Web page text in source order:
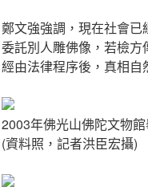
鄭文強強調，現在社會
委託別人雕佛像，若檢方
經由法律程序後，真相自
2003年佛光山佛陀文物
(資料照，記者洪臣宏攝)